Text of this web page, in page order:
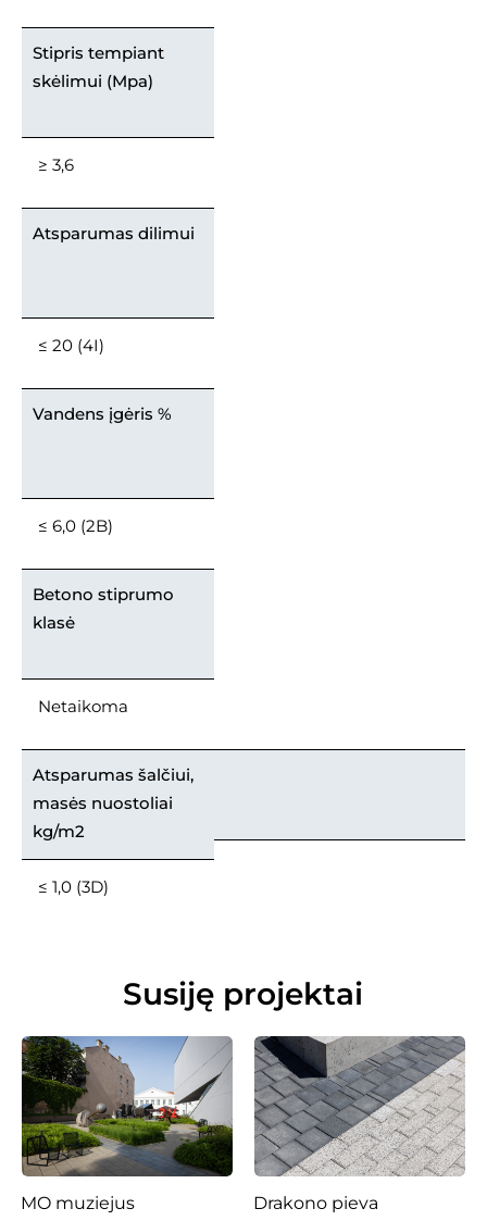
Stipris tempiant
skėlimui (Mpa)
≥ 3,6
Atsparumas dilimui
≤ 20 (4I)
Vandens įgėris %
≤ 6,0 (2B)
Betono stiprumo
klasė
Netaikoma
Atsparumas šalčiui,
masės nuostoliai
kg/m2
≤ 1,0 (3D)
Susiję projektai
MO muziejus
Drakono pieva